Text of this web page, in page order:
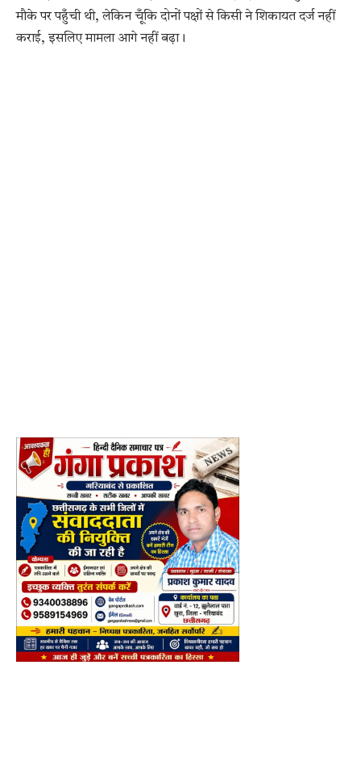
मौके पर पहुँची थी, लेकिन चूँकि दोनों पक्षों से किसी ने शिकायत दर्ज नहीं
कराई, इसलिए मामला आगे नहीं बढ़ा।